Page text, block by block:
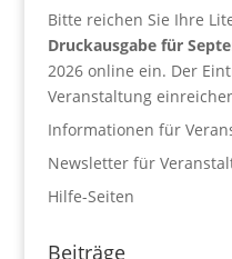
Bitte reichen Sie Ihre
Druckausgabe für
2026 online ein. Der
Veranstaltung
Informationen für
Newsletter für
Hilfe-Seiten
Beiträge